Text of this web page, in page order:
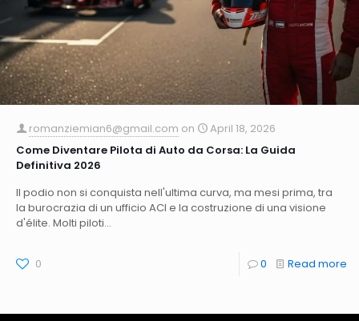
romanziemian6@gmail.com on
April 18, 2026
Come Diventare Pilota di Auto da Corsa: La Guida
Definitiva 2026
Il podio non si conquista nell'ultima curva, ma mesi prima, tra
la burocrazia di un ufficio ACI e la costruzione di una visione
d'élite. Molti piloti...
0 0 Read more